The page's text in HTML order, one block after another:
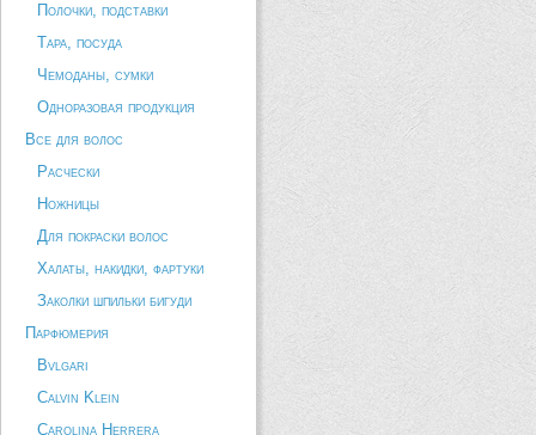
Полочки, подставки
Тара, посуда
Чемоданы, сумки
Одноразовая продукция
Все для волос
Расчески
Ножницы
Для покраски волос
Халаты, накидки, фартуки
Заколки шпильки бигуди
Парфюмерия
Bvlgari
Calvin Klein
Carolina Herrera